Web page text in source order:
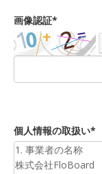
画像認証*
個人情報の取扱い*
1. 事業者の名称
株式会社FloBoard